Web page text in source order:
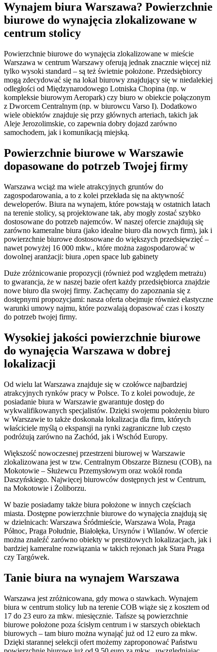
Wynajem biura Warszawa? Powierzchnie
biurowe do wynajęcia zlokalizowane w
centrum stolicy
Powierzchnie biurowe do wynajęcia zlokalizowane w mieście
Warszawa w centrum Warszawy oferują jednak znacznie więcej niż
tylko wysoki standard – są też świetnie położone. Przedsiębiorcy
mogą zdecydować się na lokal biurowy znajdujący się w niedalekiej
odległości od Międzynarodowego Lotniska Chopina (np. w
kompleksie biurowym Aeropark) czy biuro w obiekcie połączonym
z Dworcem Centralnym (np. w biurowcu Varso I). Dodatkowo
wiele obiektów znajduje się przy głównych arteriach, takich jak
Aleje Jerozolimskie, co zapewnia dobry dojazd zarówno
samochodem, jak i komunikacją miejską.
Powierzchnie biurowe w Warszawie
dopasowane do potrzeb Twojej firmy
Warszawa wciąż ma wiele atrakcyjnych gruntów do
zagospodarowania, a to z kolei przekłada się na aktywność
deweloperów. Biura na wynajem, które powstają w ostatnich latach
na terenie stolicy, są projektowane tak, aby mogły zostać szybko
dostosowane do potrzeb najemców. W naszej ofercie znajdują się
zarówno kameralne biura (jako idealne biuro dla nowych firm), jak i
powierzchnie biurowe dostosowane do większych przedsięwzięć –
nawet powyżej 16 000 mkw., które można zagospodarować w
dowolnej aranżacji: biura ,open space lub gabinety
Duże zróżnicowanie propozycji (również pod względem metrażu)
to gwarancja, że w naszej bazie ofert każdy przedsiębiorca znajdzie
nowe biuro dla swojej firmy. Zachęcamy do zapoznania się z
dostępnymi propozycjami: nasza oferta obejmuje również elastyczne
warunki umowy najmu, które pozwalają dopasować czas i koszty
do potrzeb twojej firmy.
Wysokiej jakości powierzchnie biurowe
do wynajęcia Warszawa w dobrej
lokalizacji
Od wielu lat Warszawa znajduje się w czołówce najbardziej
atrakcyjnych rynków pracy w Polsce. To z kolei powoduje, że
posiadanie biura w Warszawie gwarantuje dostęp do
wykwalifikowanych specjalistów. Dzięki swojemu położeniu biuro
w Warszawie to także doskonała lokalizacja dla firm, których
właściciele myślą o ekspansji na rynki zagraniczne lub często
podróżują zarówno na Zachód, jak i Wschód Europy.
Większość nowoczesnej przestrzeni biurowej w Warszawie
zlokalizowana jest w tzw. Centralnym Obszarze Biznesu (COB), na
Mokotowie – Służewcu Przemysłowym oraz wokół ronda
Daszyńskiego. Najwięcej biurowców dostępnych jest w Centrum,
na Mokotowie i Żoliborzu.
W bazie posiadamy także biura położone w innych częściach
miasta. Dostępne powierzchnie biurowe do wynajęcia znajdują się
w dzielnicach: Warszawa Śródmieście, Warszawa Wola, Praga
Północ, Praga Południe, Białołęka, Ursynów i Wilanów. W ofercie
można znaleźć zarówno obiekty w prestiżowych lokalizacjach, jak i
bardziej kameralne rozwiązania w takich rejonach jak Stara Praga
czy Targówek.
Tanie biura na wynajem Warszawa
Warszawa jest zróżnicowana, gdy mowa o stawkach. Wynajem
biura w centrum stolicy lub na terenie COB wiąże się z kosztem od
17 do 23 euro za mkw. miesięcznie. Tańsze są powierzchnie
biurowe położone poza ścisłym centrum i w starszych obiektach
biurowych – tam biuro można wynająć już od 12 euro za mkw.
Dzięki starannej selekcji ofert możemy zaproponować Państwu